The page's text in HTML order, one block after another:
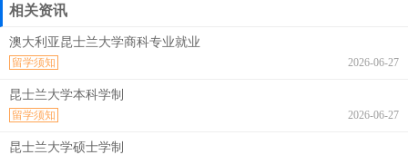
相关资讯
澳大利亚昆士兰大学商科专业就业
2026-06-27
留学须知
昆士兰大学本科学制
2026-06-27
留学须知
昆士兰大学硕士学制